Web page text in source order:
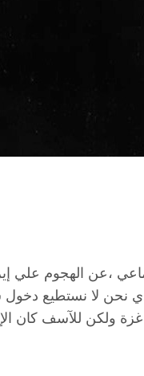
،عن الهجوم علي
لا نستطيع
ولكن للآسف كان